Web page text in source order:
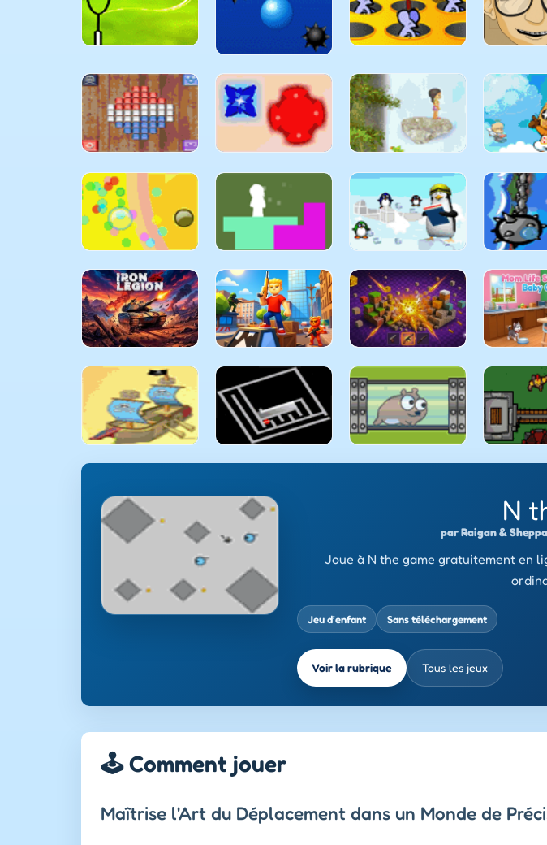
N
par Raigan &
Joue à N the game gratuitement en
Jeu d’enfant Sans téléchargement
Voir la rubrique Tous les jeux
🕹️ Comment jouer
Maîtrise l'Art du Déplacement dans un Monde de